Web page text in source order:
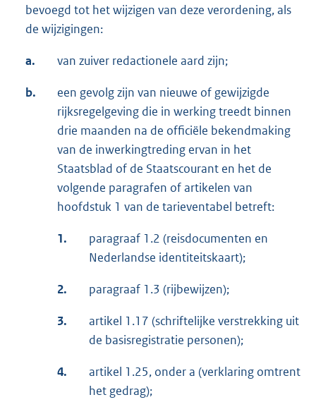
bevoegd tot het wijzigen van deze verordening, als
de wijzigingen:
a. van zuiver redactionele aard zijn;
b.
een gevolg zijn van nieuwe of gewijzigde
rijksregelgeving die in werking treedt binnen
drie maanden na de officiële bekendmaking
van de inwerkingtreding ervan in het
Staatsblad of de Staatscourant en het de
volgende paragrafen of artikelen van
hoofdstuk 1 van de tarieventabel betreft:
1.
paragraaf 1.2 (reisdocumenten en
Nederlandse identiteitskaart);
2. paragraaf 1.3 (rijbewijzen);
3.
artikel 1.17 (schriftelijke verstrekking uit
de basisregistratie personen);
4.
artikel 1.25, onder a (verklaring omtrent
het gedrag);